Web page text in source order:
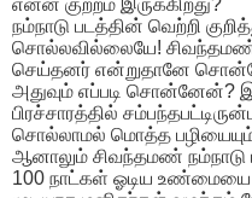
நம்நாடு படத்தின் வெற்றி
சொல்லவில்லையே! சிவந்தமண்
செய்தனர் என்றுதானே
அதுவும் எப்படி சொன்னேன்?
பிரச்சாரத்தில்
சொல்லாமல் மொத்த பழியையும்
ஆனாலும் சிவந்தமண் நம்நாடு
100 நாட்கள் ஓடிய